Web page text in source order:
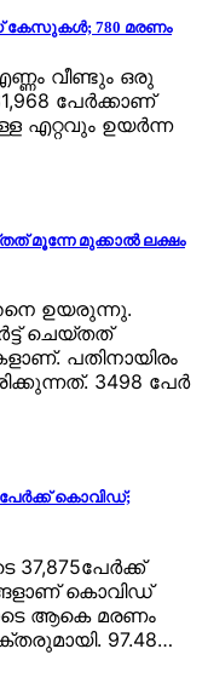
കേസുകൾ; 780 മരണം
വീണ്ടും ഒരു
പേർക്കാണ്
എറ്റവും ഉയർന്ന
മൂന്നേ മുക്കാല്‍ ലക്ഷം
ഉയരുന്നു.
ചെയ്തത്
പതിനായിരം
3498 പേര്‍
കൊവിഡ്;
37,875പേർക്ക്
കൊവിഡ്
ആകെ മരണം
97.48…